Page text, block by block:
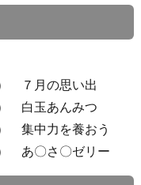
７月の思い出
白玉あんみつ
集中力を養おう
あ〇さ〇ゼリー